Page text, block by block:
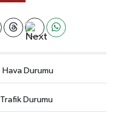
Hava Durumu
Trafik Durumu